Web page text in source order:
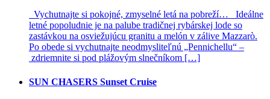
Vychutnajte si pokojné, zmyselné letá na pobreží… Ideálne
letné popoludnie je na palube tradičnej rybárskej lode so
zastávkou na osviežujúcu granitu a melón v zálive Mazzarò.
Po obede si vychutnajte neodmysliteľnú „Pennichellu“ –
zdriemnite si pod plážovým slnečníkom […]
SUN CHASERS Sunset Cruise